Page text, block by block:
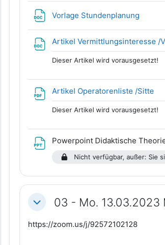
Vorlage Stundenplanung
Artikel Vermittlungsinteresse /
Dieser Artikel wird vorausgesetzt!
Artikel Operatorenliste /Sitte
Dieser Artikel wird vorausgesetzt!
Powerpoint Didaktische
Nicht verfügbar, außer: Sie
Einklappen03 - Mo. 13.03.2023
https://zoom.us/j/92572102128